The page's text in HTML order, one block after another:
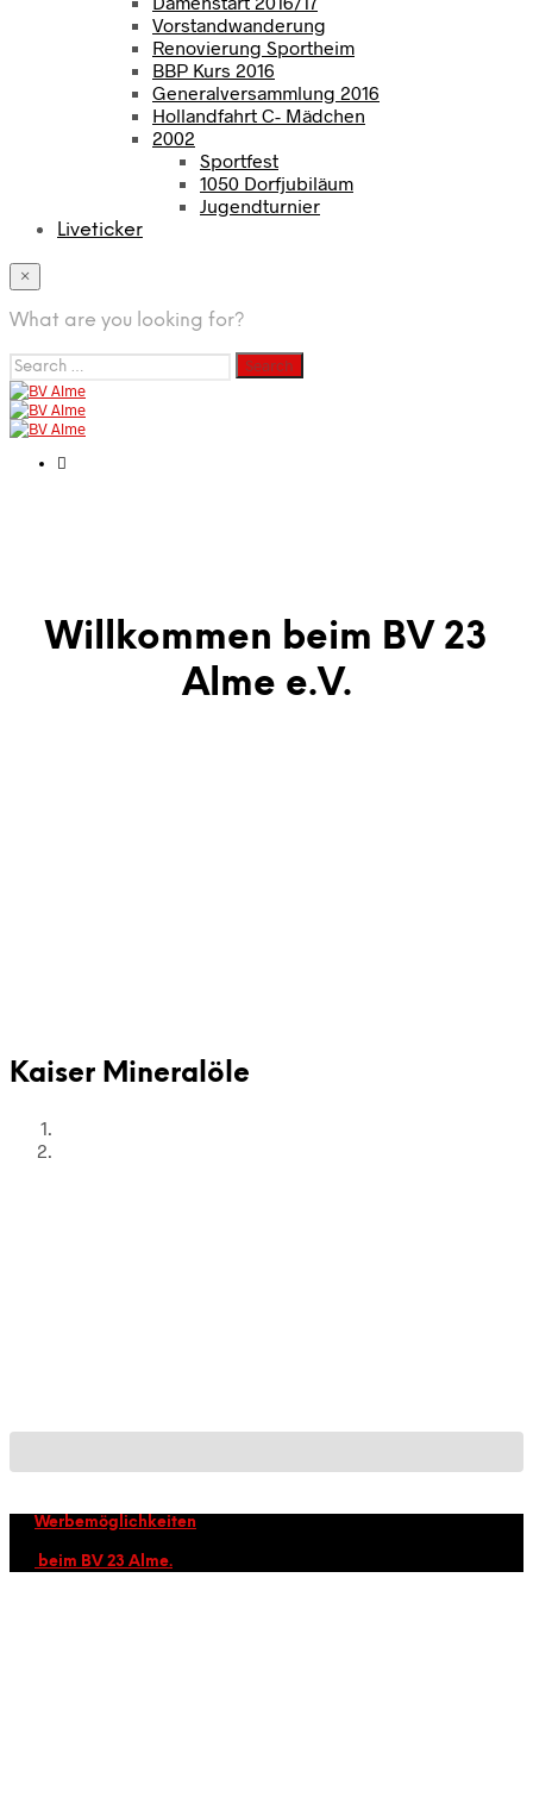
Vorstandwanderung
Renovierung Sportheim
BBP Kurs 2016
Generalversammlung 2016
Hollandfahrt C- Mädchen
2002
Sportfest
1050 Dorfjubiläum
Jugendturnier
Liveticker
×
What are you looking for?
Search
for:
Willkommen beim BV 23
Alme e.V.
Kaiser Mineralöle
Werbemöglichkeiten
beim BV 23 Alme.